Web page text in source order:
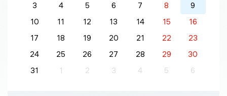
3
4 5 6 7 8
9
10
11 12 13 14 15
16
17
18 19 20 21 22
23
24
25 26 27 28 29
30
31
1 2 3 4 5 6